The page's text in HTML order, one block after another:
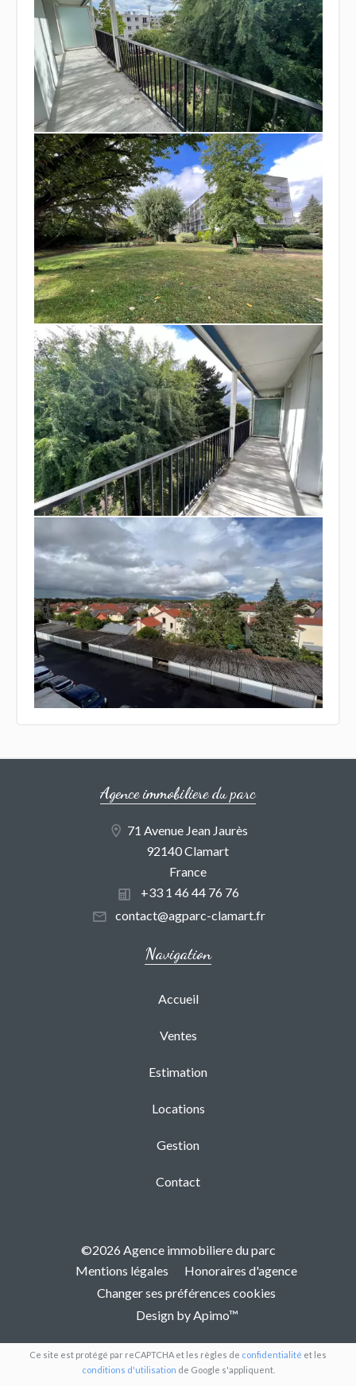
Agence immobiliere du parc
71 Avenue Jean Jaurès
92140 Clamart
France
+33 1 46 44 76 76
contact@agparc-clamart.fr
Navigation
Accueil
Ventes
Estimation
Locations
Gestion
Contact
©2026 Agence immobiliere du parc
Mentions légales
Honoraires d'agence
Changer ses préférences cookies
Design byApimo™
Ce site est protégé par reCAPTCHA et les règles de confidentialité et les
conditions d'utilisation de Google s'appliquent.